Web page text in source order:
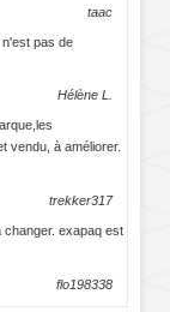
taac
n'est pas de
Hélène L.
vendu, à améliorer.
trekker317
changer. exapaq est
flo198338